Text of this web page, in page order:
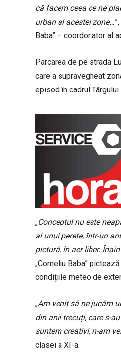
că facem ceea ce ne
urban al acestei zone…
Baba” – coordonator al
Parcarea de pe strada
care a supravegheat
episod în cadrul
„Conceptul nu este
al unui perete, într-un
pictură, în aer liber.
„Corneliu Baba”
condițiile meteo de
„Am venit să ne jucăm
din anii trecuți, care s-
suntem creativi, n-am
clasei a XI-a.